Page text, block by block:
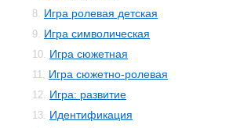
8. Игра ролевая детская
9. Игра символическая
10. Игра сюжетная
11. Игра сюжетно-ролевая
12. Игра: развитие
13. Идентификация